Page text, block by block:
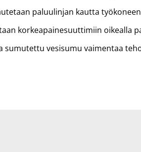
paluulinjan kautta
korkeapainesuuttimiin oikealla
sumutettu vesisumu vaimentaa